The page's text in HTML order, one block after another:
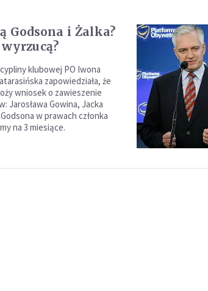
Godsona i Żalka?
klubowej PO Iwona
zapowiedziała, że
wniosek o zawieszenie
Jarosława Gowina, Jacka
w prawach członka
na 3 miesiące.